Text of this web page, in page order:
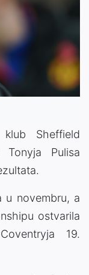
klub Sheffield
Pulisa
u novembru, a
ostvarila
19.